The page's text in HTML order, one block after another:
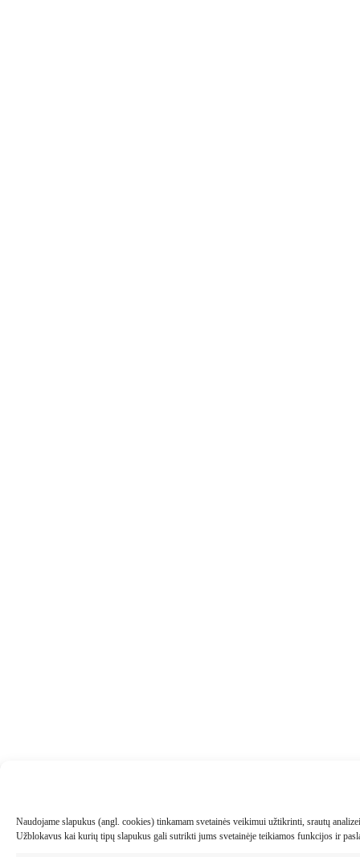
Naudojame slapukus (angl. cookies) tinkamam svetainės veikimui užtikrinti, srautų
Užblokavus kai kurių tipų slapukus gali sutrikti jums svetainėje teikiamos funkcijos ir